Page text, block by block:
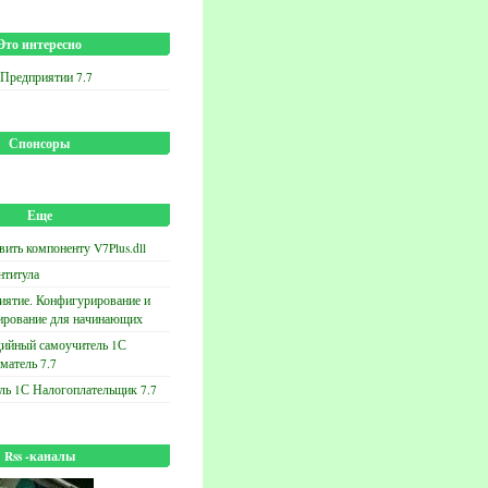
интересно
7.7
Спонсоры
Еще
компоненту V7Plus.dll
Конфигурирование и
для начинающих
самоучитель 1С
7.7
1С Налогоплательщик 7.7
Rss -каналы